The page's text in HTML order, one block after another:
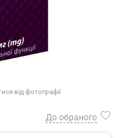
від фотографії
До обраного